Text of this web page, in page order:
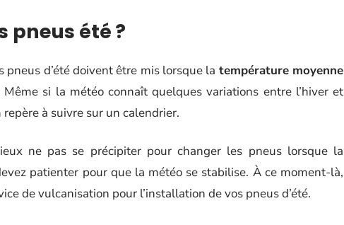
pneus été ?
d’été doivent être mis lorsque la température moyenne
Même si la météo connaît quelques variations entre l’hiver et
repère à suivre sur un calendrier.
ne pas se précipiter pour changer les pneus lorsque la
patienter pour que la météo se stabilise. À ce moment-là,
de vulcanisation pour l’installation de vos pneus d’été.